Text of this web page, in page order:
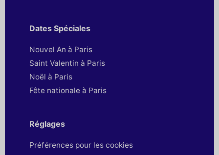
Dates Spéciales
Nouvel An à Paris
Saint Valentin à Paris
Noël à Paris
Fête nationale à Paris
Réglages
Préférences pour les cookies